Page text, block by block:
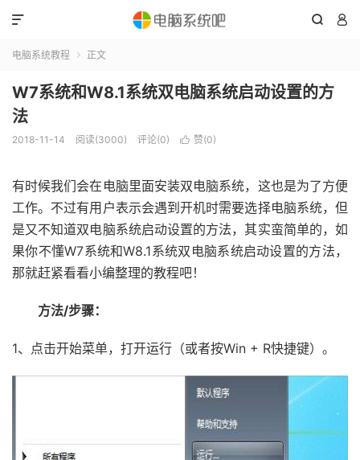
 

电脑系统教程  正文
W7系统和W8.1系统双电脑系统启动设置的方
法
2018-11-14 阅读(3000) 评论(0)  赞(0)
有时候我们会在电脑里面安装双电脑系统，这也是为了方便
工作。不过有用户表示会遇到开机时需要选择电脑系统，但
是又不知道双电脑系统启动设置的方法，其实蛮简单的，如
果你不懂W7系统和W8.1系统双电脑系统启动设置的方法，
那就赶紧看看小编整理的教程吧！
方法/步骤：
1、点击开始菜单，打开运行（或者按Win + R快捷键）。